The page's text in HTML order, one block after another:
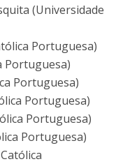
(Universidade
Portuguesa)
Portuguesa)
Portuguesa)
Portuguesa)
Portuguesa)
Portuguesa)